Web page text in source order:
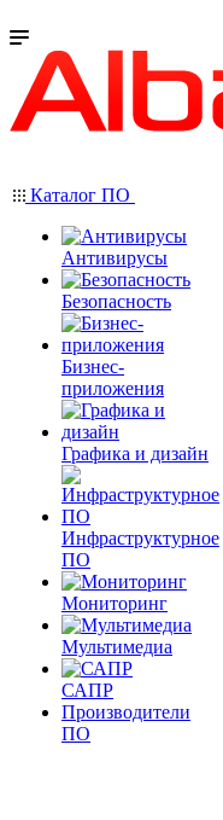
Каталог ПО
Антивирусы
Безопасность
Бизнес-
приложения
Графика и дизайн
Инфраструктурное
ПО
Мониторинг
Мультимедиа
САПР
Производители
ПО